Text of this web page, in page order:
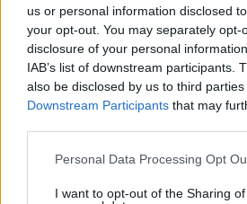
us or personal information disclosed
your opt-out. You may separately opt-
disclosure of your personal
IAB’s list of downstream participants.
also be disclosed by us to third
Downstream Participants that may
Please note that this website/app
not limited to your visit or usage
Personal Data Processing Opt
I want to opt-out of the Sharing
09.08.2026, 14:18
Η Βαλέρια Χοψονίδου βάφτισε τον
της στη Βουλιαγμένη, δείτε
φωτογραφίες
09.08.2026, 09:44